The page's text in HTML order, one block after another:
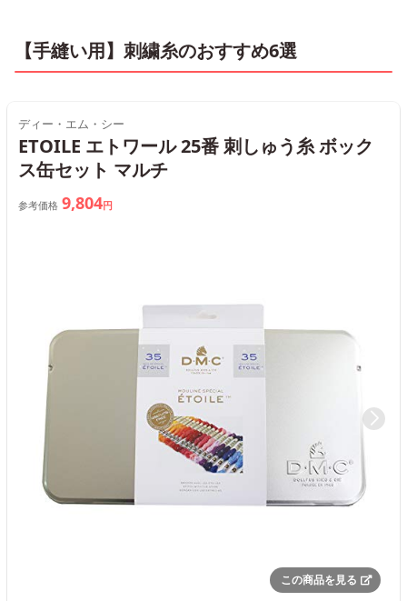
【手縫い用】刺繍糸のおすすめ6選
ディー・エム・シー
ETOILE エトワール 25番 刺しゅう糸 ボック
ス缶セット マルチ
参考価格 9,804円
この商品を見る